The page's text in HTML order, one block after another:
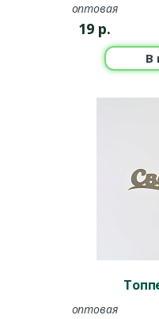
оптовая
19 р.
В
оптовая